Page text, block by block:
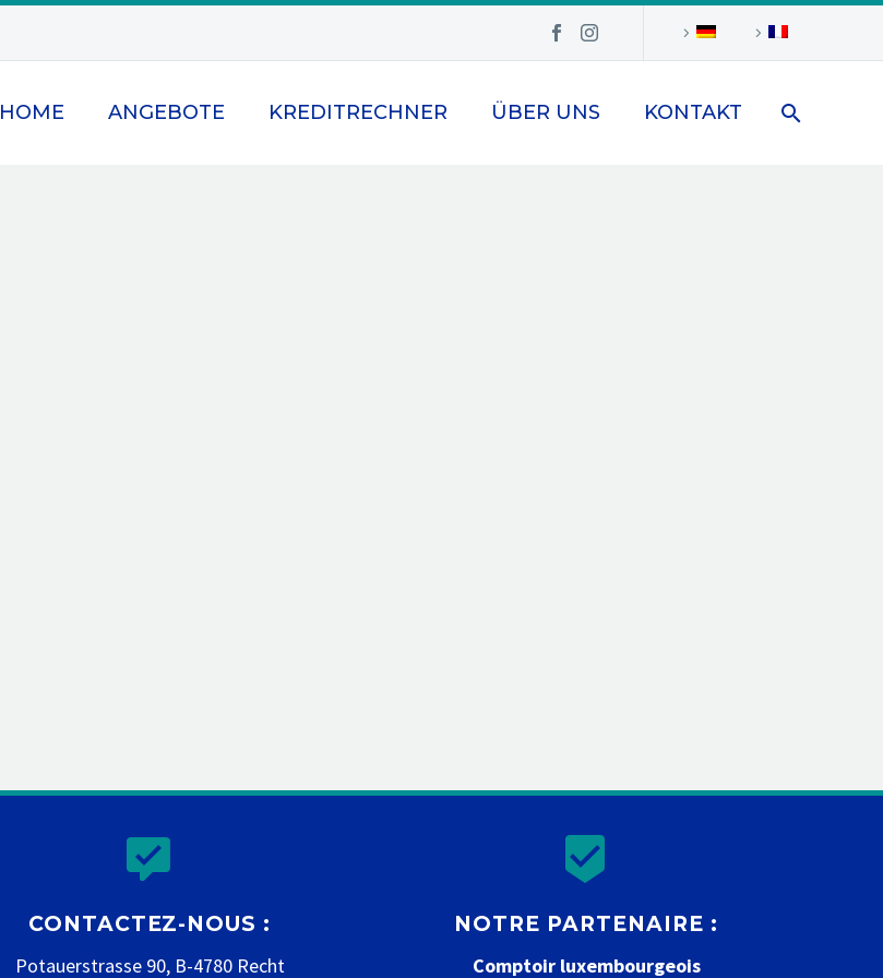
HOME ANGEBOTE KREDITRECHNER ÜBER UNS KONTAKT


CONTACTEZ-NOUS :
Potauerstrasse 90, B-4780 Recht


NOTRE PARTENAIRE :
Comptoir luxembourgeois